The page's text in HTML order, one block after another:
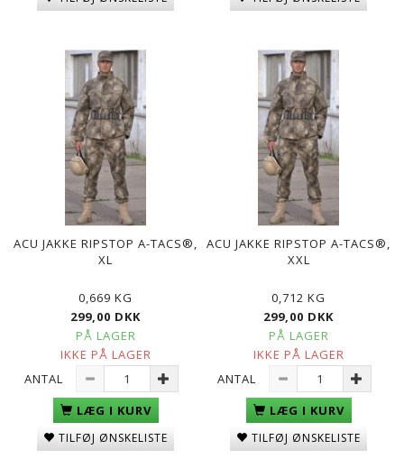
ACU JAKKE RIPSTOP A-TACS®,
XL
0,669 KG
299,00 DKK
PÅ LAGER
IKKE PÅ LAGER
ANTAL
LÆG I KURV
TILFØJ ØNSKELISTE
ACU JAKKE RIPSTOP A-TACS®,
XXL
0,712 KG
299,00 DKK
PÅ LAGER
IKKE PÅ LAGER
ANTAL
LÆG I KURV
TILFØJ ØNSKELISTE